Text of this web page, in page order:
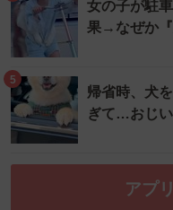
女の子が駐
果→なぜか
5
帰省時、犬
ぎて…おじ
アプ